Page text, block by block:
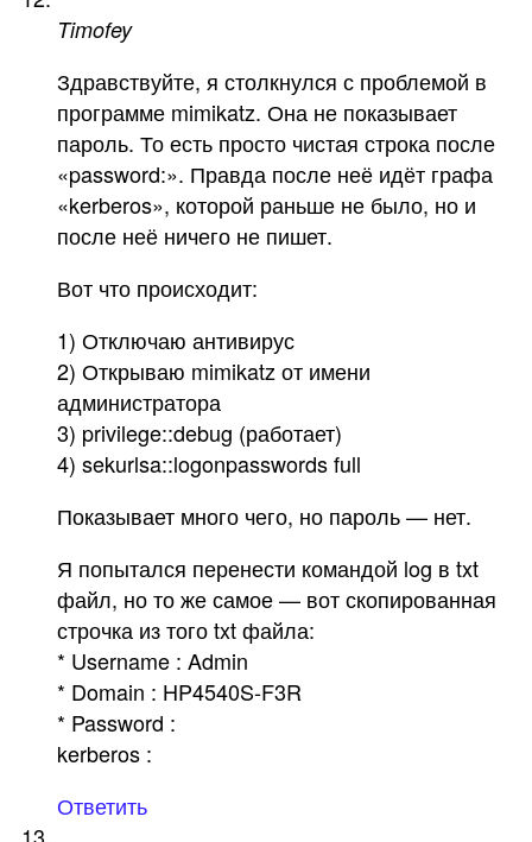
Timofey
Здравствуйте, я столкнулся с проблемой в
программе mimikatz. Она не показывает
пароль. То есть просто чистая строка после
«password:». Правда после неё идёт графа
«kerberos», которой раньше не было, но и
после неё ничего не пишет.
Вот что происходит:
1) Отключаю антивирус
2) Открываю mimikatz от имени
администратора
3) privilege::debug (работает)
4) sekurlsa::logonpasswords full
Показывает много чего, но пароль — нет.
Я попытался перенести командой log в txt
файл, но то же самое — вот скопированная
строчка из того txt файла:
* Username : Admin
* Domain : HP4540S-F3R
* Password :
kerberos :
Ответить